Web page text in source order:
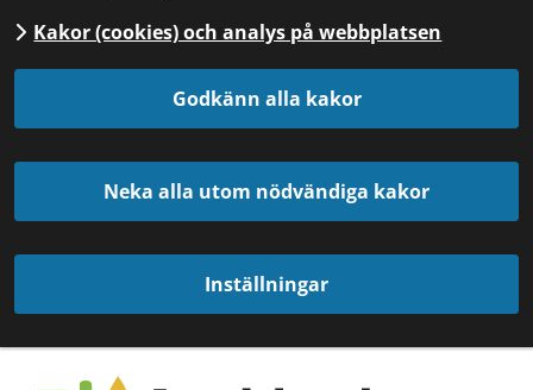
Kakor (cookies) och analys på webbplatsen
Godkänn alla kakor
Neka alla utom nödvändiga kakor
Inställningar